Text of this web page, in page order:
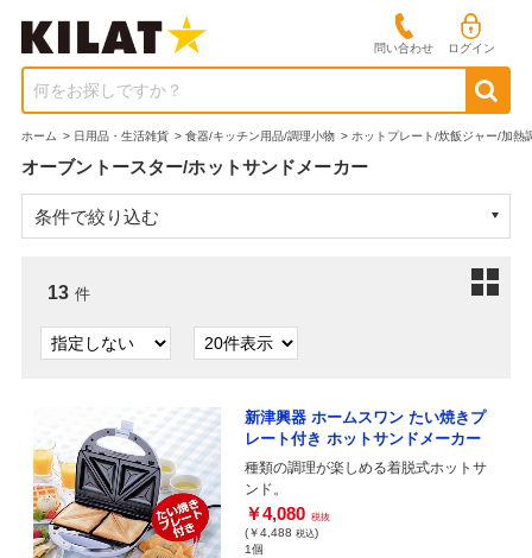
問い合わせ ログイン
何をお探しですか？
ホーム > 日用品・生活雑貨 > 食器/キッチン用品/調理小物 > ホットプレート/炊飯ジャー/加熱
オーブントースター/ホットサンドメーカー
条件で絞り込む
13 件
新津興器 ホームスワン たい焼きプ
レート付き ホットサンドメーカー
種類の調理が楽しめる着脱式ホットサ
ンド。
￥4,080 税抜
(￥4,488 税込)
1個